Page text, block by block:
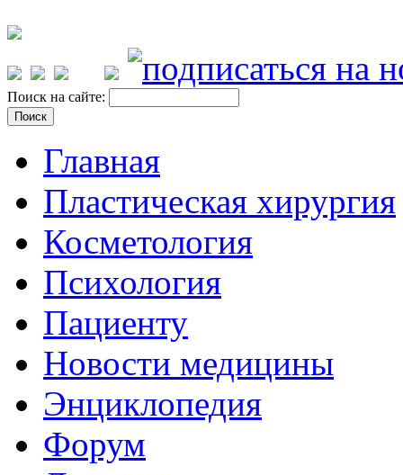
Поиск на сайте:
Главная
Пластическая хирургия
Косметология
Психология
Пациенту
Новости медицины
Энциклопедия
Форум